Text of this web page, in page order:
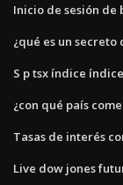
Inicio de sesión de
¿qué es un secreto
S p tsx índice
¿con qué país
Tasas de interés
Live dow jones